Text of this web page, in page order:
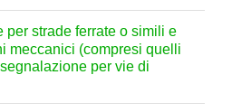
per strade ferrate o simili e
meccanici (compresi quelli
per vie di